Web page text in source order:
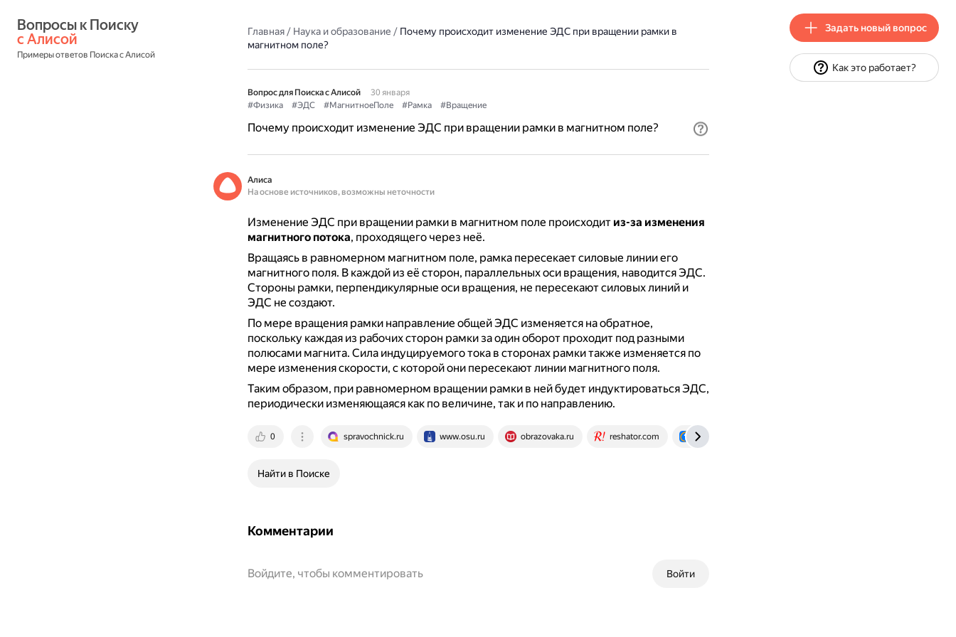
с Алисой
Примеры ответов Поиска с Алисой
Главная/ Наука и образование / Почему происходит изменение ЭДС при вращении рамки в
магнитном поле?
Вопрос для Поиска с Алисой
30 января
#Физика
#ЭДС #МагнитноеПоле #Рамка #Вращение
Почему происходит изменение ЭДС при вращении рамки в магнитном поле?
Алиса
На основе источников, возможны неточности
Изменение ЭДС при вращении рамки в магнитном поле происходит из-за изменения
магнитного потока, проходящего через неё.
Вращаясь в равномерном магнитном поле, рамка пересекает силовые линии его
магнитного поля. В каждой из её сторон, параллельных оси вращения, наводится ЭДС.
Стороны рамки, перпендикулярные оси вращения, не пересекают силовых линий и
ЭДС не создают.
По мере вращения рамки направление общей ЭДС изменяется на обратное,
поскольку каждая из рабочих сторон рамки за один оборот проходит под разными
полюсами магнита. Сила индуцируемого тока в сторонах рамки также изменяется по
мере изменения скорости, с которой они пересекают линии магнитного поля.
Таким образом, при равномерном вращении рамки в ней будет индуктироваться ЭДС,
периодически изменяющаяся как по величине, так и по направлению.
0 spravochnick.ru www.osu.ru obrazovaka.ru reshator.com otvet.mail.ru
Найти в Поиске
Комментарии
Войти
Войдите, чтобы комментировать
Задать новый вопрос
Как это работает?